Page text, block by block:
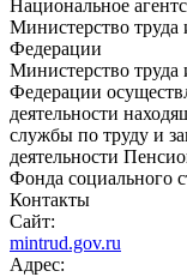
Национальное
Министерство
Федерации
Министерство
Федерации
деятельности
службы по труду и
деятельности
Фонда социального
Контакты
Сайт:
mintrud.gov.ru
Адрес: